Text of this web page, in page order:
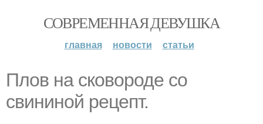
СОВРЕМЕННАЯ ДЕВУШКА
главная новости статьи
Плов на сковороде со
свининой рецепт.